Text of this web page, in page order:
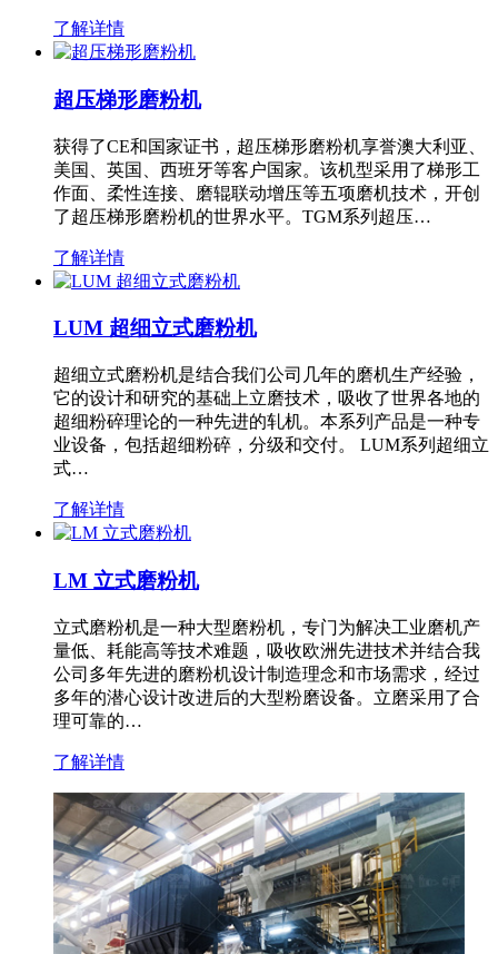
了解详情
超压梯形磨粉机
获得了CE和国家证书，超压梯形磨粉机享誉澳大利亚、
美国、英国、西班牙等客户国家。该机型采用了梯形工
作面、柔性连接、磨辊联动增压等五项磨机技术，开创
了超压梯形磨粉机的世界水平。TGM系列超压…
了解详情
LUM 超细立式磨粉机
超细立式磨粉机是结合我们公司几年的磨机生产经验，
它的设计和研究的基础上立磨技术，吸收了世界各地的
超细粉碎理论的一种先进的轧机。本系列产品是一种专
业设备，包括超细粉碎，分级和交付。 LUM系列超细立
式…
了解详情
LM 立式磨粉机
立式磨粉机是一种大型磨粉机，专门为解决工业磨机产
量低、耗能高等技术难题，吸收欧洲先进技术并结合我
公司多年先进的磨粉机设计制造理念和市场需求，经过
多年的潜心设计改进后的大型粉磨设备。立磨采用了合
理可靠的…
了解详情